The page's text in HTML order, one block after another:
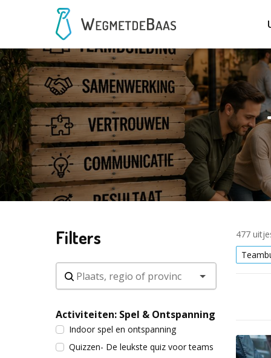
Filters
Activiteiten: Spel & Ontspanning
Indoor spel en ontspanning
Quizzen- De leukste quiz voor teams
477